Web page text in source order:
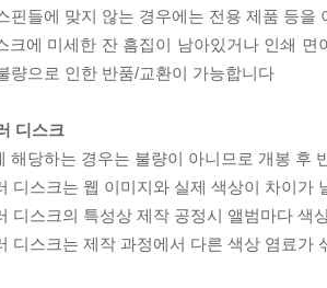
핀들에 맞지 않는 경우에는 전용 제품 등
크에 미세한 잔 흠집이 남아있거나 인쇄
량으로 인한 반품/교환이 가능합니다
디스크
해당하는 경우는 불량이 아니므로 개봉 후
디스크는 웹 이미지와 실제 색상이 차이가
디스크의 특성상 제작 공정시 앨범마다 색
디스크는 제작 과정에서 다른 색상 염료가